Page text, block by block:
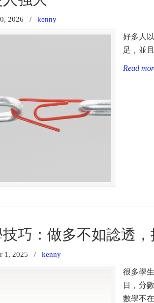
2026 / kenny
好多人
足，並
Read
巧：做多不如諗透
1, 2025 / kenny
很多學
目，分
數學不